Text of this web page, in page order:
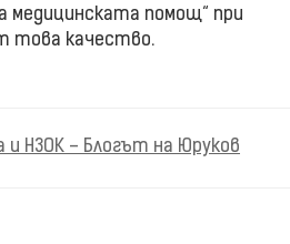
медицинската помощ“ при
това качество.
НЗОК – Блогът на Юруков